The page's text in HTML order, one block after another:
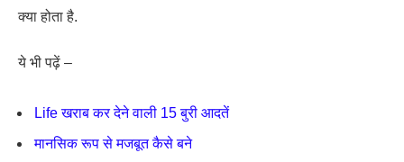
क्या होता है.
ये भी पढ़ें –
Life खराब कर देने वाली 15 बुरी आदतें
मानसिक रूप से मजबूत कैसे बने